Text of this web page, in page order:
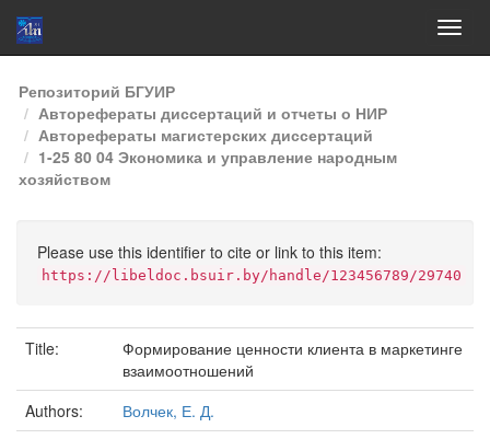
Skip
navigation
Репозиторий БГУИР
Авторефераты диссертаций и отчеты о НИР
Авторефераты магистерских диссертаций
1-25 80 04 Экономика и управление народным
хозяйством
Please use this identifier to cite or link to this item:
https://libeldoc.bsuir.by/handle/123456789/29740
Title:
Формирование ценности клиента в маркетинге
взаимоотношений
Authors:
Волчек, Е. Д.